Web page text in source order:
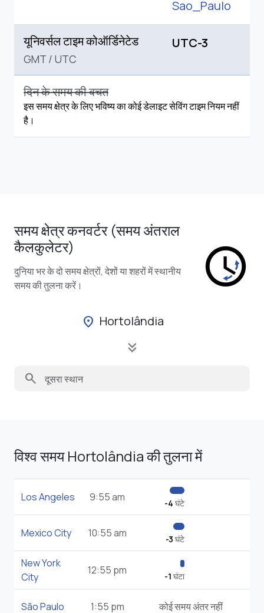
Sao_Paulo
यूनिवर्सल टाइम कोऑर्डिनेटेड
GMT / UTC
UTC-3
दिन के समय की बचत
इस समय क्षेत्र के लिए भविष्य का कोई डेलाइट सेविंग टाइम नियम नहीं
है।
समय क्षेत्र कनवर्टर (समय अंतराल
कैलकुलेटर)
दुनिया भर के दो समय क्षेत्रों, देशों या शहरों में स्थानीय
समय की तुलना करें।
location_on Hortolândia
keyboard_double_arrow_down
search
विश्व समय Hortolândia की तुलना में
Los Angeles 9:55 am -4 घंटे
Mexico City 10:55 am -3 घंटे
New York
City
12:55 pm -1 घंटा
São Paulo 1:55 pm कोई समय अंतर नहीं